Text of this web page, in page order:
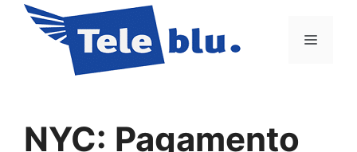
contenuto
Menu
NYC: Pagamento